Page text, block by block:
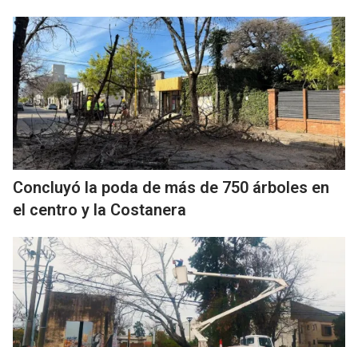
Concluyó la poda de más de 750 árboles en
el centro y la Costanera